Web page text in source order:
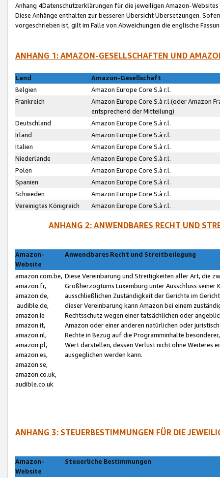
Anhang 4Datenschutzerklärungen für die jeweiligen Amazon-Websites
Diese Anhänge enthalten zur besseren Übersicht Übersetzungen.
vorgeschrieben ist, gilt im Falle von Abweichungen die englische
ANHANG 1: AMAZON-GESELLSCHAFTEN UND
Land
Amazon-Gesellschaft
Belgien
Amazon Europe Core S.à r.l.
Frankreich
Amazon Europe Core S.à r.l.(oder Amazon
entsprechend der Mitteilung)
Deutschland
Amazon Europe Core S.à r.l.
Irland
Amazon Europe Core S.à r.l.
Italien
Amazon Europe Core S.à r.l.
Niederlande
Amazon Europe Core S.à r.l.
Polen
Amazon Europe Core S.à r.l.
Spanien
Amazon Europe Core S.à r.l.
Schweden
Amazon Europe Core S.à r.l.
Vereinigtes Königreich
Amazon Europe Core S.à r.l.
ANHANG 2: ANWENDBARES RECHT UND
Amazon-
Website
Anwendbares Recht und Streitbeilegung
amazon.com.be,
amazon.fr,
amazon.de,
audible.de,
amazon.ie
amazon.it,
amazon.nl,
amazon.pl,
amazon.es,
amazon.se,
amazon.co.uk,
audible.co.uk
Diese Vereinbarung und Streitigkeiten aller Art, die
Großherzogtums Luxemburg unter Ausschluss
ausschließlichen Zuständigkeit der Gerichte im
dieser Vereinbarung kann Amazon bei einem
Rechtsschutz wegen einer tatsächlichen oder
Amazon oder einer anderen natürlichen oder
Rechte in Bezug auf die Programminhalte
Wert darstellen, dessen Verlust nicht ohne Weiteres
ausgeglichen werden kann.
ANHANG 3: STEUERBESTIMMUNGEN FÜR DIE
Amazon-
Website
Steuerliche Bestimmungen